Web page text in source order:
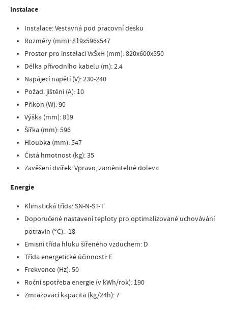
Instalace
Instalace: Vestavná pod pracovní desku
Rozměry (mm): 819x596x547
Prostor pro instalaci VxŠxH (mm): 820x600x550
Délka přívodního kabelu (m): 2.4
Napájecí napětí (V): 230-240
Požad. jištění (A): 10
Příkon (W): 90
Výška (mm): 819
Šířka (mm): 596
Hloubka (mm): 547
Čistá hmotnost (kg): 35
Zavěšení dvířek: Vpravo, zaměnitelné doleva
Energie
Klimatická třída: SN-N-ST-T
Doporučené nastavení teploty pro optimalizované uchovávání
potravin (°C): -18
Emisní třída hluku šířeného vzduchem: D
Třída energetické účinnosti: E
Frekvence (Hz): 50
Roční spotřeba energie (v kWh/rok): 190
Zmrazovací kapacita (kg/24h): 7